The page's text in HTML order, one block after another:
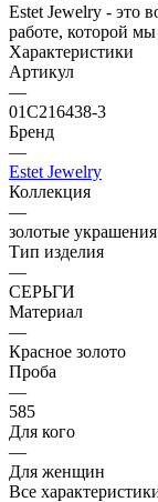
Estet Jewelry - это
работе, которой
Характеристики
Артикул
—
01С216438-3
Бренд
—
Estet Jewelry
Коллекция
—
золотые украшения
Тип изделия
—
СЕРЬГИ
Материал
—
Красное золото
Проба
—
585
Для кого
—
Для женщин
Все